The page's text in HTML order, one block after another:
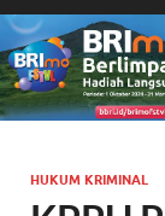
HUKUM KRIMINAL